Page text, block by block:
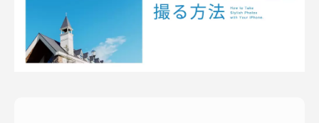
会社概要
採用情報
PRODUCTS
運営サービス